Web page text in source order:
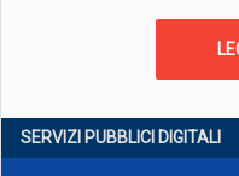
SERVIZI PUBBLICI DIGITALI